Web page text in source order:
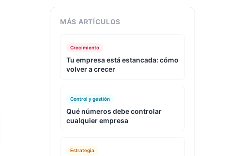
MÁS ARTÍCULOS
Crecimiento
Tu empresa está estancada: cómo
volver a crecer
Control y gestión
Qué números debe controlar
cualquier empresa
Estrategia